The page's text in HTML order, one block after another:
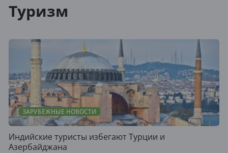
Туризм
ЗАРУБЕЖНЫЕ НОВОСТИ
Индийские туристы избегают Турции и
Азербайджана